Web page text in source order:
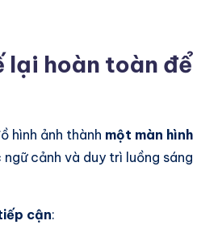
lại hoàn toàn để
hình ảnh thành một màn hình
cảnh và duy trì luồng sáng
cận: